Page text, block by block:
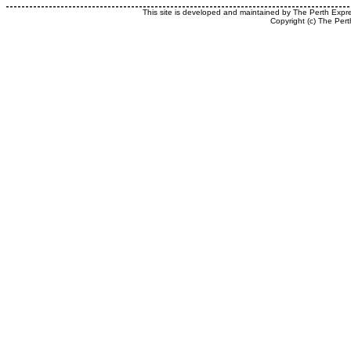
This site is developed and maintained by The Perth
Copyright (c) The